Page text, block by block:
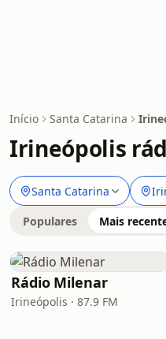
Início Santa Catarina
Irineópolis
Santa Catarina
Populares Mais
Rádio Milenar
Irineópolis · 87.9 FM